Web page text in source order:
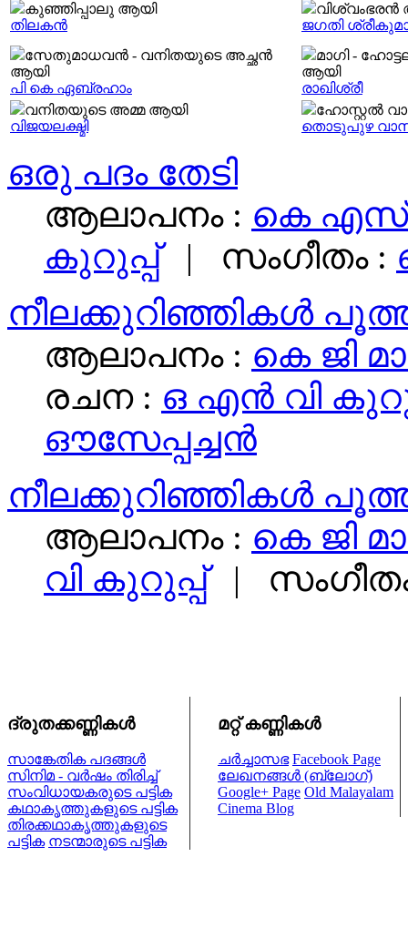
കുഞ്ഞിപ്പാലു ആയി
തിലകന്‍
വിശ്വംഭരൻ
ജഗതി
സേതുമാധവൻ - വനിതയുടെ അച്ഛൻ
ആയി
പി കെ ഏബ്രഹാം
മാഗി -
ആയി
രാഖിശ്രീ
വനിതയുടെ അമ്മ ആയി
വിജയലക്ഷ്മി
ഹോസ്റ്റൽ
തൊടുപുഴ
ഒരു പദം തേടി
ആലാപനം : കെ എസ്‌
കുറുപ്പ്| സംഗീതം :
നീലക്കുറിഞ്ഞികള്‍
ആലാപനം : കെ ജി
രചന : ഒ എൻ വി
ഔസേപ്പച്ചന്‍
നീലക്കുറിഞ്ഞികള്‍
ആലാപനം : കെ ജി
വി കുറുപ്പ്|
ദ്രുതക്കണ്ണികള്‍
സാങ്കേതിക പദങ്ങള്‍
സിനിമ - വര്‍ഷം തിരിച്ച്
സംവിധായകരുടെ പട്ടിക
കഥാകൃത്തുകളുടെ പട്ടിക
തിരക്കഥാകൃത്തുകളുടെ
പട്ടിക നടന്മാരുടെ പട്ടിക
മറ്റ് കണ്ണികള്‍
ചര്‍ച്ചാസഭ Facebook Page
ലേഖനങ്ങള്‍ (ബ്ലോഗ്)
Google+ Page Old Malayalam
Cinema Blog